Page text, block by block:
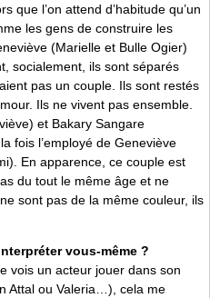
que l’on attend d’habitude qu’un
les gens de construire les
(Marielle et Bulle Ogier)
socialement, ils sont séparés
pas un couple. Ils sont restés
Ils ne vivent pas ensemble.
et Bakary Sangare
fois l’employé de Geneviève
En apparence, ce couple est
du tout le même âge et ne
sont pas de la même couleur, ils
vous-même ?
vois un acteur jouer dans son
Attal ou Valeria…), cela me